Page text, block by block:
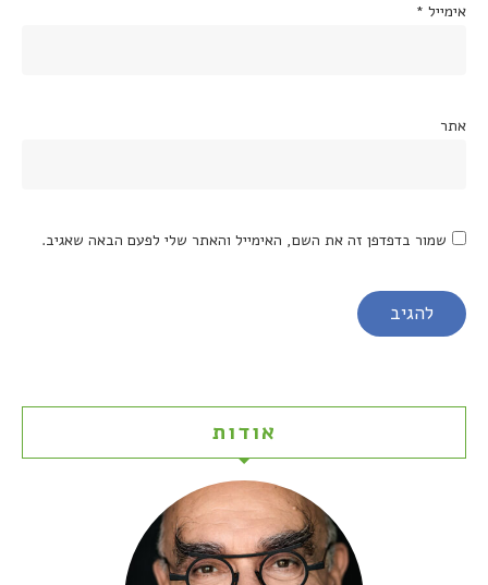
אימייל *
אתר
שמור בדפדפן זה את השם, האימייל והאתר שלי לפעם הבאה שאגיב.
אודות